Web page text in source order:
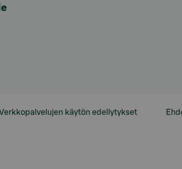
käytön edellytykset